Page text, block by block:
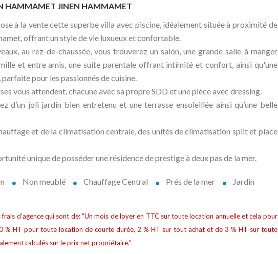
HAMMAMET JINEN HAMMAMET
à la vente cette superbe villa avec piscine, idéalement située à proximité de
offrant un style de vie luxueux et confortable.
au rez-de-chaussée, vous trouverez un salon, une grande salle à manger
et entre amis, une suite parentale offrant intimité et confort, ainsi qu'une
pour les passionnés de cuisine.
vous attendent, chacune avec sa propre SDD et une pièce avec dressing.
d’un joli jardin bien entretenu et une terrasse ensoleillée ainsi qu’une belle
et de la climatisation centrale, des unités de climatisation split et place
unique de posséder une résidence de prestige à deux pas de la mer.
Non meublé Chauffage Central Prés de la mer
Jardin
d’agence qui sont de: "Un mois de loyer en TTC sur toute location annuelle et cela pour
% HT pour toute location de courte durée, 2 % HT sur tout achat et de 3 % HT sur toute
calculés sur le prix net propriétaire."